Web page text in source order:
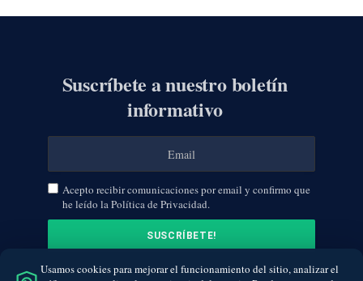
Suscríbete a nuestro boletín
informativo
Acepto recibir comunicaciones por email y confirmo que
he leído la Política de Privacidad.
Usamos cookies para mejorar el funcionamiento del sitio, analizar el